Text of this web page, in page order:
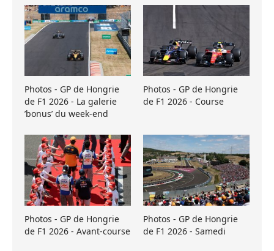
Photos - GP de Hongrie
de F1 2026 - La galerie
’bonus’ du week-end
Photos - GP de Hongrie
de F1 2026 - Course
Photos - GP de Hongrie
de F1 2026 - Avant-course
Photos - GP de Hongrie
de F1 2026 - Samedi